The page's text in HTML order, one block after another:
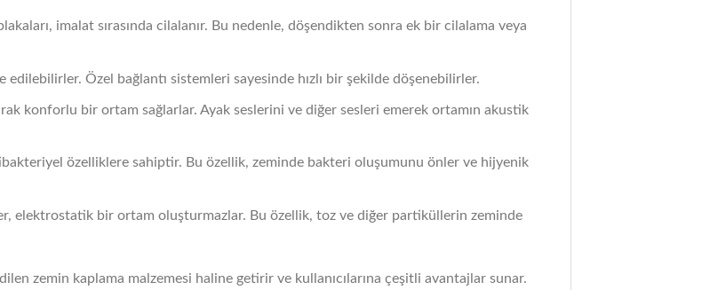
imalat sırasında cilalanır. Bu nedenle, döşendikten sonra ek bir cilalama veya
Özel bağlantı sistemleri sayesinde hızlı bir şekilde döşenebilirler.
konforlu bir ortam sağlarlar. Ayak seslerini ve diğer sesleri emerek ortamın akustik
özelliklere sahiptir. Bu özellik, zeminde bakteri oluşumunu önler ve hijyenik
elektrostatik bir ortam oluşturmazlar. Bu özellik, toz ve diğer partiküllerin zeminde
zemin kaplama malzemesi haline getirir ve kullanıcılarına çeşitli avantajlar sunar.